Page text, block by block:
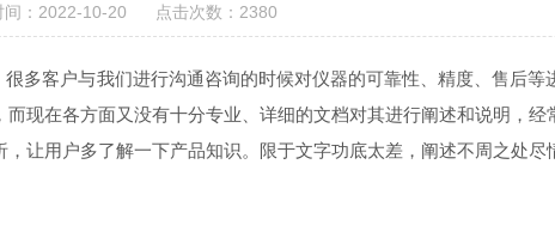
间：2022-10-20 点击次数：2380
多客户与我们进行沟通咨询的时候对仪器的可靠性、精度、售后
现在各方面又没有十分专业、详细的文档对其进行阐述和说明，
让用户多了解一下产品知识。限于文字功底太差，阐述不周之处尽